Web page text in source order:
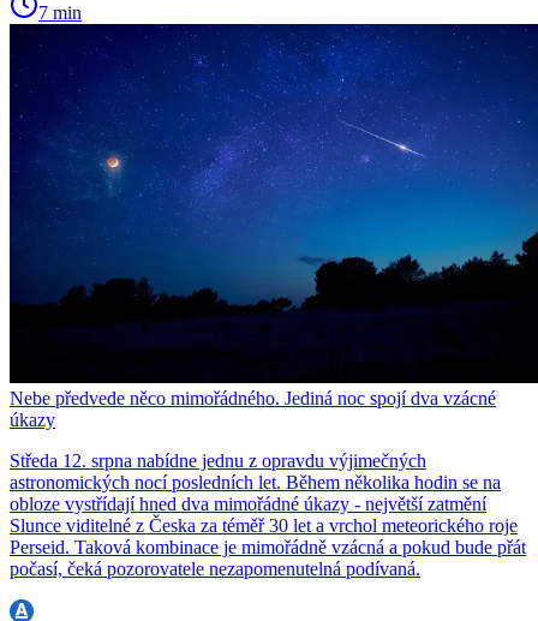
7 min
Nebe předvede něco mimořádného. Jediná noc spojí dva vzácné
úkazy
Středa 12. srpna nabídne jednu z opravdu výjimečných
astronomických nocí posledních let. Během několika hodin se na
obloze vystřídají hned dva mimořádné úkazy - největší zatmění
Slunce viditelné z Česka za téměř 30 let a vrchol meteorického roje
Perseid. Taková kombinace je mimořádně vzácná a pokud bude přát
počasí, čeká pozorovatele nezapomenutelná podívaná.